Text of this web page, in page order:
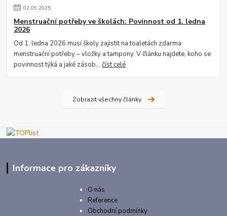
02.09.2025
Menstruační potřeby ve školách: Povinnost od 1. ledna
2026
Od 1. ledna 2026 musí školy zajistit na toaletách zdarma
menstruační potřeby – vložky a tampony. V článku najdete, koho se
povinnost týká a jaké zásob...číst celé
Zobrazit všechny články
Informace pro zákazníky
O nás
Reference
Obchodní podmínky